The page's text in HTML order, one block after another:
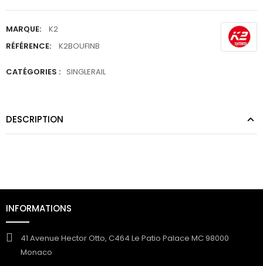
MARQUE:
K2
RÉFÉRENCE:
K2BOUFINB
CATÉGORIES : SINGLERAIL
DESCRIPTION
INFORMATIONS
41 Avenue Hector Otto, C464 Le Patio Palace MC 98000
Monaco